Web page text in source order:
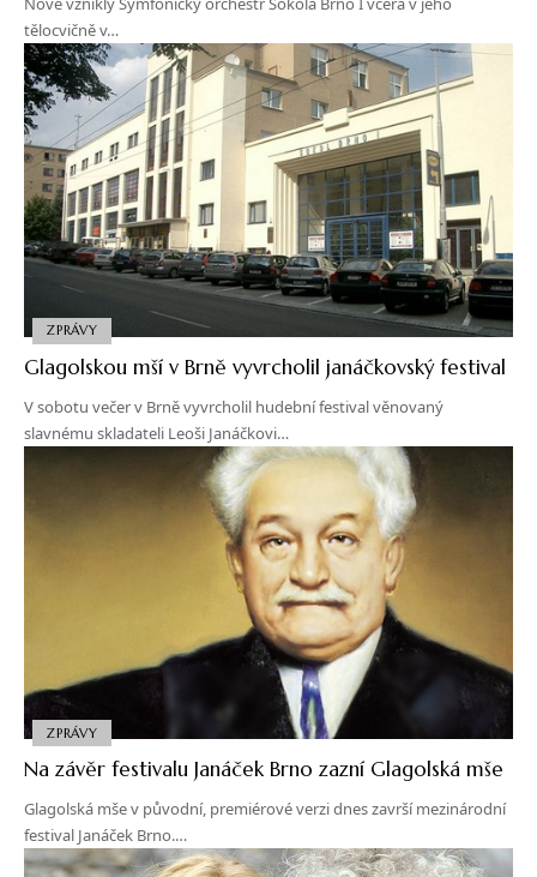
tělocvičně v…
ZPRÁVY
Glagolskou mší v Brně vyvrcholil janáčkovský festival
V sobotu večer v Brně vyvrcholil hudební festival věnovaný
slavnému skladateli Leoši Janáčkovi…
ZPRÁVY
Na závěr festivalu Janáček Brno zazní Glagolská mše
Glagolská mše v původní, premiérové verzi dnes završí mezinárodní
festival Janáček Brno.…